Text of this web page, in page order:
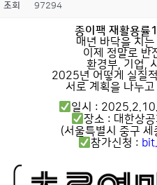
조회 97294
종이팩 재활용률
매년 바닥을 치
이제 정말로 반
환경부, 기업,
2025년 어떻게 실질
서로 계획을 나누
일시 :
장소 : 대한상
(서울특별시 중구
참가신청 :